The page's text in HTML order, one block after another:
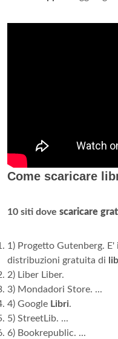
Come scaricare
10 siti dove scaricare
1) Progetto Gutenberg.
distribuzioni gratuita di
2) Liber Liber.
3) Mondadori Store. ...
4) Google Libri.
5) StreetLib. ...
6) Bookrepublic. ...